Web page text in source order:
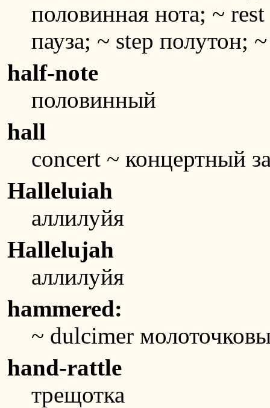
половинная нота; ~
пауза; ~ step полутон;
half-note
половинный
hall
concert ~ концертный
Halleluiah
аллилуйя
Hallelujah
аллилуйя
hammered:
~ dulcimer
hand-rattle
трещотка